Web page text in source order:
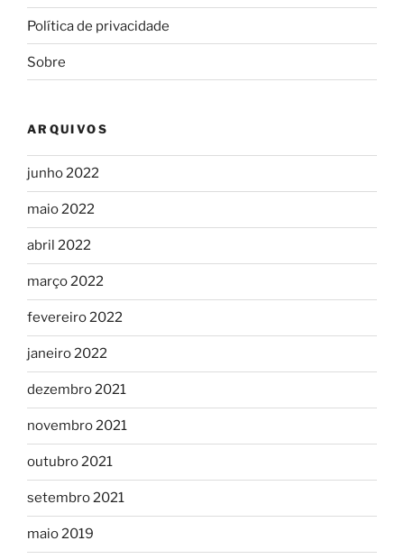
Política de privacidade
Sobre
ARQUIVOS
junho 2022
maio 2022
abril 2022
março 2022
fevereiro 2022
janeiro 2022
dezembro 2021
novembro 2021
outubro 2021
setembro 2021
maio 2019